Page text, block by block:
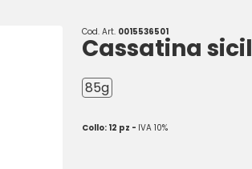
Cod. Art. 0015536501
Cassatina
85g
Collo: 12 pz - IVA 10%